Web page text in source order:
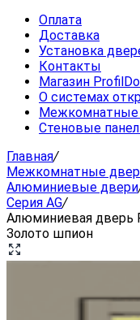
Оплата
Доставка
Установка
Контакты
Магазин
О системах
Межкомнатные
Стеновые
Главная/
Межкомнатные
Алюминиевые двери
Серия AG/
Алюминиевая дверь
Золото шпион